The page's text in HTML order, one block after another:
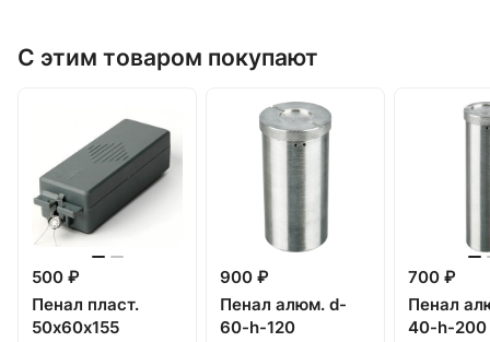
С этим товаром покупают
500 ₽
Пенал пласт.
50х60х155
900 ₽
Пенал алюм. d-
60-h-120
700 ₽
Пенал
40-h-200